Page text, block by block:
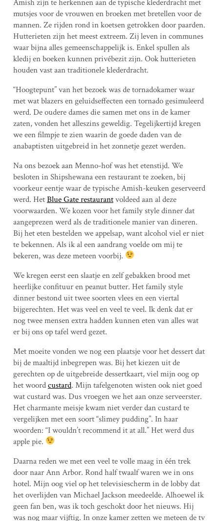
Amish zijn te herkennen aan de typische klederdracht met
mutsjes voor de vrouwen en broeken met bretellen voor de
mannen. Ze rijden rond in koetsen getrokken door paarden.
Hutterieten zijn het meest extreem. Zij leven in communes
waar bijna alles gemeenschappelijk is. Enkel spullen als
kledij en boeken kunnen privébezit zijn. Ook hutterieten
houden vast aan traditionele klederdracht.
“Hoogtepunt” van het bezoek was de tornadokamer waar
met wat blazers en geluidseffecten een tornado gesimuleerd
werd. De oudere dames die samen met ons in de kamer
zaten, vonden het alleszins geweldig. Tegelijkertijd kregen
we een filmpje te zien waarin de goede daden van de
anabaptisten uitgebreid in het zonnetje gezet werden.
Na ons bezoek aan Menno-hof was het etenstijd. We
besloten in Shipshewana een restaurant te zoeken, bij
voorkeur eentje waar de typische Amish-keuken geserveerd
werd. HetBlue Gate restaurantvoldeed aan al deze
voorwaarden. We kozen voor het family style dinner dat
aangeprezen werd als de traditionele manier van dineren.
Bij het eten bestelden we appelsap, want alcohol viel er niet
te bekennen. Als ik al een aandrang voelde om mij te
bekeren, was deze meteen voorbij.
We kregen eerst een slaatje en zelf gebakken brood met
heerlijke confituur en peanut butter. Het family style
dinner bestond uit twee soorten vlees en een viertal
bijgerechten. Het was veel en veel te veel. Ik denk dat er
nog twee mensen extra hadden kunnen eten van alles wat
er bij ons op tafel werd gezet.
Met moeite vonden we nog een plaatsje voor het dessert dat
bij de maaltijd inbegrepen was. Bij het kiezen uit de
gerechten op de uitgebreide dessertkaart, viel mijn oog op
het woordcustard. Mijn tafelgenoten wisten ook niet goed
wat custard was. Dus vroegen we het aan onze serveerster.
Het charmante meisje kwam niet verder dan custard te
vergelijken met een soort “slimey pudding”. In haar
woorden: “I wouldn’t recommend it at all.” Het werd dus
apple pie.
Daarna reden we met een veel te volle maag in één trek
door naar Ann Arbor. Rond half twaalf waren we in ons
hotel. Mijn oog viel op het televisiescherm in de lobby dat
het overlijden van Michael Jackson meedeelde. Alhoewel ik
geen fan ben, was ik toch geschokt door het nieuws. Hij
was nog maar vijftig. In onze kamer zetten we meteen de tv